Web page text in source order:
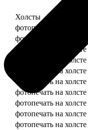
Холсты
фотопечать на
фотопечать на
фотопечать на
фотопечать на
фотопечать на
фотопечать на
фотопечать на
фотопечать на
фотопечать на
фотопечать на